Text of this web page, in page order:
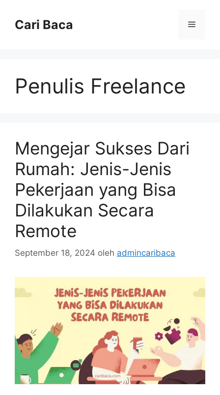
Cari Baca Menu
Penulis Freelance
Mengejar Sukses Dari
Rumah: Jenis-Jenis
Pekerjaan yang Bisa
Dilakukan Secara
Remote
September 18, 2024 oleh admincaribaca